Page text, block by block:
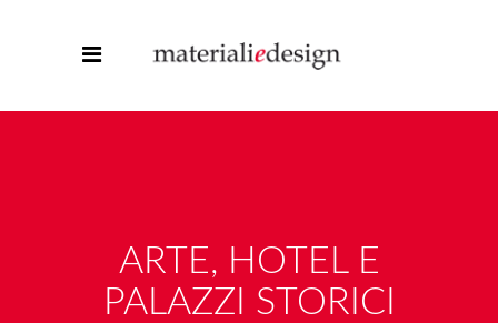
ARTE, HOTEL E
PALAZZI STORICI